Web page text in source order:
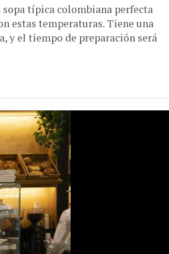
sopa típica colombiana perfecta
estas temperaturas. Tiene una
y el tiempo de preparación será